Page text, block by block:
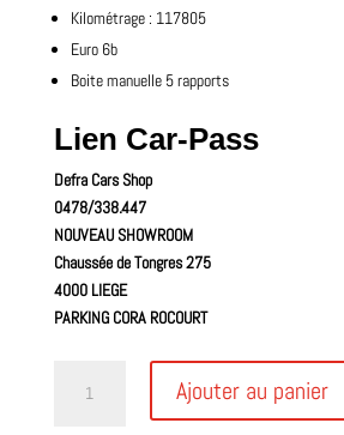
Kilométrage : 117805
Euro 6b
Boite manuelle 5 rapports
Lien Car-Pass
Defra Cars Shop
0478/338.447
NOUVEAU SHOWROOM
Chaussée de Tongres 275
4000 LIEGE
PARKING CORA ROCOURT
Ajouter au panier